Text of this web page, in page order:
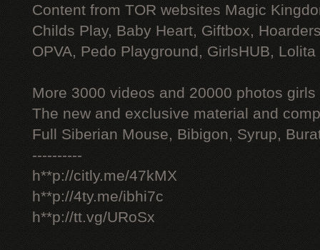
Content from TOR websites Magic
Childs Play, Baby Heart, Giftbox,
OPVA, Pedo Playground, GirlsHUB, Lolita
More 3000 videos and 20000 photos
The new and exclusive material and
Full Siberian Mouse, Bibigon, Syrup,
----------
h**p://citly.me/47kMX
h**p://4ty.me/ibhi7c
h**p://tt.vg/URoSx